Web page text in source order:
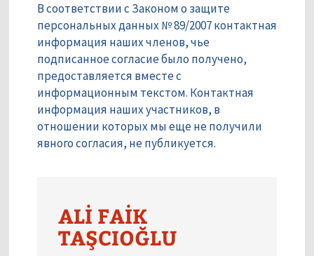
В соответствии с Законом о защите
персональных данных № 89/2007 контактная
информация наших членов, чье
подписанное согласие было получено,
предоставляется вместе с
информационным текстом. Контактная
информация наших участников, в
отношении которых мы еще не получили
явного согласия, не публикуется.
ALİ FAİK
TAŞCIOĞLU